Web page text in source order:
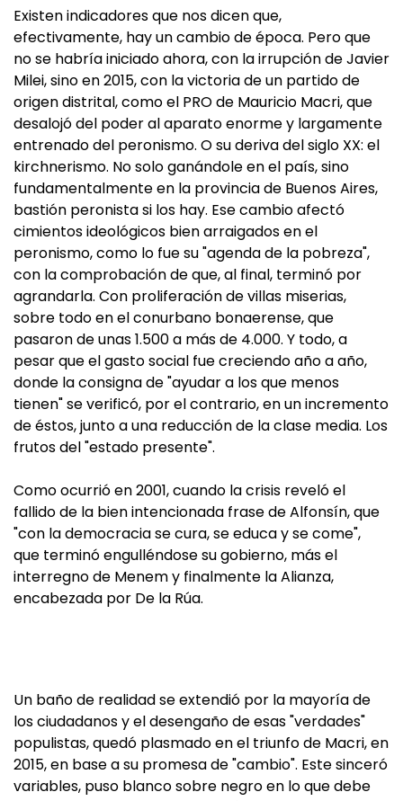
Existen indicadores que nos dicen que,
efectivamente, hay un cambio de época. Pero que
no se habría iniciado ahora, con la irrupción de Javier
Milei, sino en 2015, con la victoria de un partido de
origen distrital, como el PRO de Mauricio Macri, que
desalojó del poder al aparato enorme y largamente
entrenado del peronismo. O su deriva del siglo XX: el
kirchnerismo. No solo ganándole en el país, sino
fundamentalmente en la provincia de Buenos Aires,
bastión peronista si los hay. Ese cambio afectó
cimientos ideológicos bien arraigados en el
peronismo, como lo fue su "agenda de la pobreza",
con la comprobación de que, al final, terminó por
agrandarla. Con proliferación de villas miserias,
sobre todo en el conurbano bonaerense, que
pasaron de unas 1.500 a más de 4.000. Y todo, a
pesar que el gasto social fue creciendo año a año,
donde la consigna de "ayudar a los que menos
tienen" se verificó, por el contrario, en un incremento
de éstos, junto a una reducción de la clase media. Los
frutos del "estado presente".
Como ocurrió en 2001, cuando la crisis reveló el
fallido de la bien intencionada frase de Alfonsín, que
"con la democracia se cura, se educa y se come",
que terminó engulléndose su gobierno, más el
interregno de Menem y finalmente la Alianza,
encabezada por De la Rúa.
Un baño de realidad se extendió por la mayoría de
los ciudadanos y el desengaño de esas "verdades"
populistas, quedó plasmado en el triunfo de Macri, en
2015, en base a su promesa de "cambio". Este sinceró
variables, puso blanco sobre negro en lo que debe